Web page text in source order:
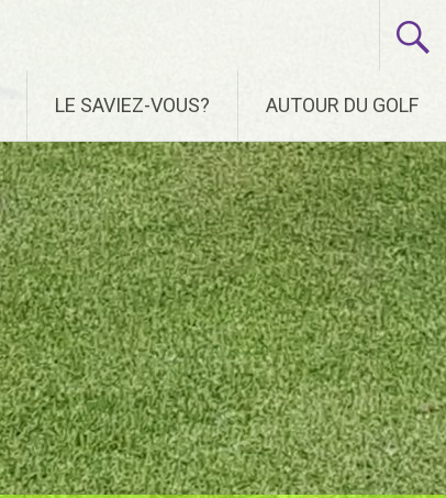
LE SAVIEZ-VOUS? AUTOUR DU GOLF